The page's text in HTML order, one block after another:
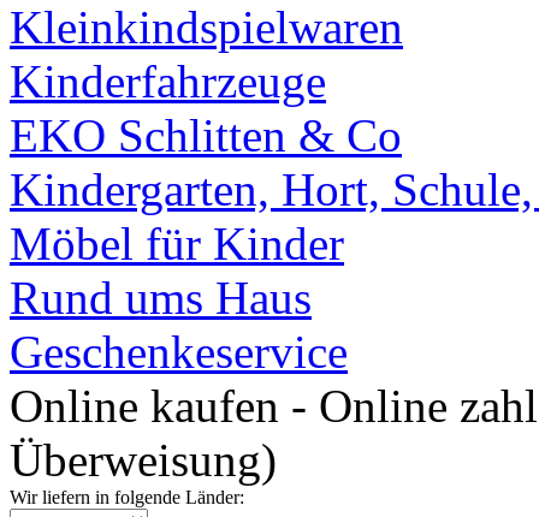
Kleinkindspielwaren
Kinderfahrzeuge
EKO Schlitten & Co
Kindergarten, Hort,
Möbel für Kinder
Rund ums Haus
Geschenkeservice
Online kaufen - Online
Überweisung)
Wir liefern in folgende Länder: